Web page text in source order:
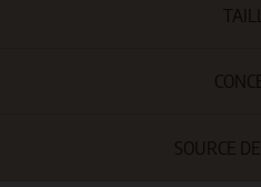
SOURCE